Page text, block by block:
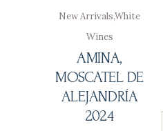
New Arrivals,White
Wines
AMINA,
MOSCATEL DE
ALEJANDRÍA
2024